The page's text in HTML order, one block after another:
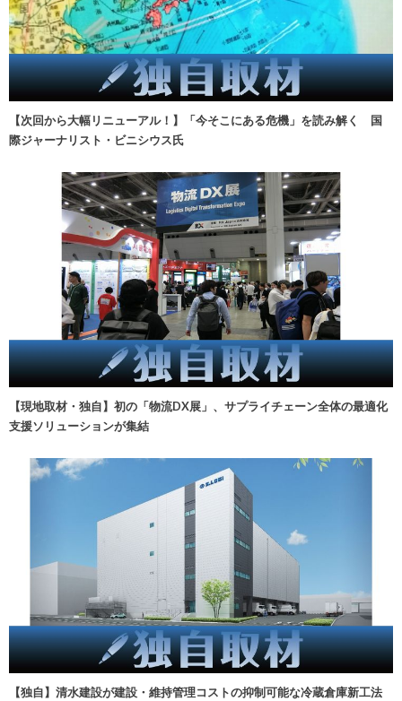
【次回から大幅リニューアル！】「今そこにある危機」を読み解く 国
際ジャーナリスト・ビニシウス氏
【現地取材・独自】初の「物流DX展」、サプライチェーン全体の最適化
支援ソリューションが集結
【独自】清水建設が建設・維持管理コストの抑制可能な冷蔵倉庫新工法